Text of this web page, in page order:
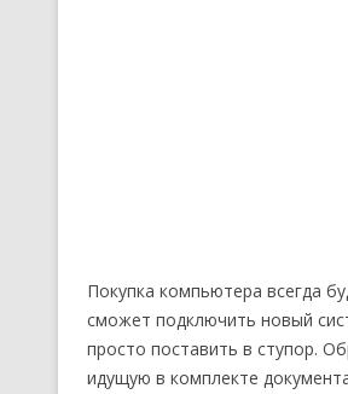
Покупка компьютера всегда
сможет подключить новый
просто поставить в ступор.
идущую в комплекте